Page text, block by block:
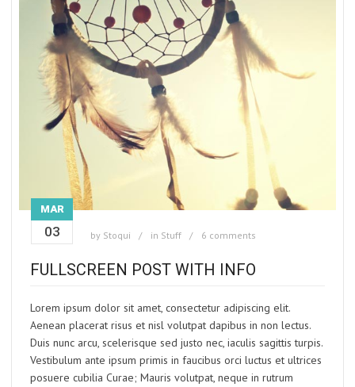
MAR
03 by Stoqui in Stuff 6 comments
FULLSCREEN POST WITH INFO
Lorem ipsum dolor sit amet, consectetur adipiscing elit.
Aenean placerat risus et nisl volutpat dapibus in non lectus.
Duis nunc arcu, scelerisque sed justo nec, iaculis sagittis turpis.
Vestibulum ante ipsum primis in faucibus orci luctus et ultrices
posuere cubilia Curae; Mauris volutpat, neque in rutrum